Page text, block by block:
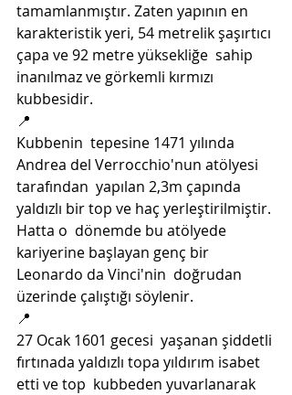
tamamlanmıştır. Zaten yapının en
karakteristik yeri, 54 metrelik şaşırtıcı
çapa ve 92 metre yüksekliğe  sahip
inanılmaz ve görkemli kırmızı
kubbesidir.
📍
Kubbenin  tepesine 1471 yılında
Andrea del Verrocchio'nun atölyesi
tarafından  yapılan 2,3m çapında
yaldızlı bir top ve haç yerleştirilmiştir.
Hatta o  dönemde bu atölyede
kariyerine başlayan genç bir
Leonardo da Vinci'nin  doğrudan
üzerinde çalıştığı söylenir.
📍
27 Ocak 1601 gecesi  yaşanan şiddetli
fırtınada yaldızlı topa yıldırım isabet
etti ve top  kubbeden yuvarlanarak